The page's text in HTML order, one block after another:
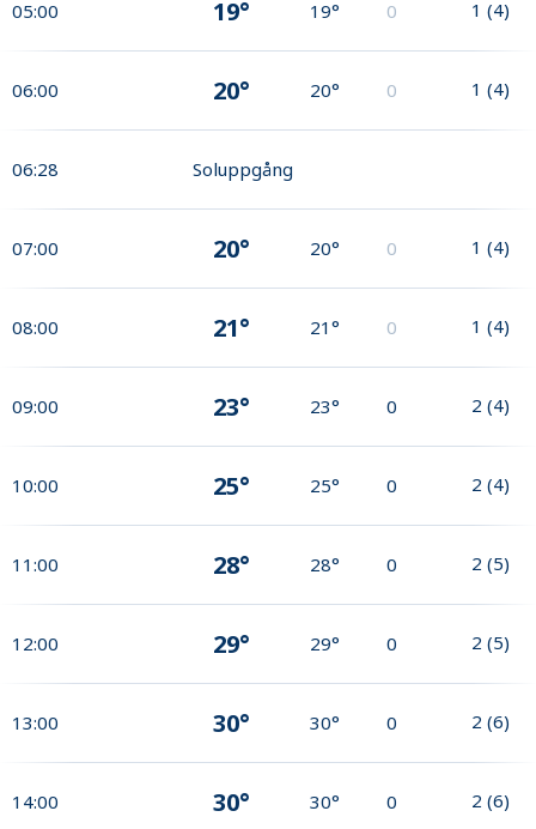
05:00 19° 19° 0 1 (4)
06:00 20° 20° 0 1 (4)
06:28 Soluppgång
07:00 20° 20° 0 1 (4)
08:00 21° 21° 0 1 (4)
09:00 23° 23° 0 2 (4)
10:00 25° 25° 0 2 (4)
11:00 28° 28° 0 2 (5)
12:00 29° 29° 0 2 (5)
13:00 30° 30° 0 2 (6)
14:00 30° 30° 0 2 (6)